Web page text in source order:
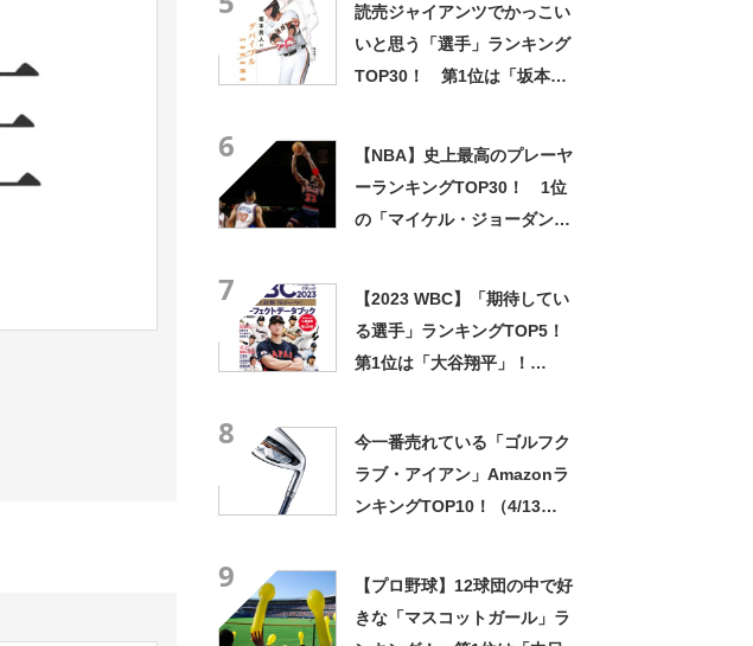
読売ジャイアンツでかっこい
いと思う「選手」ランキング
TOP30！ 第1位は「坂本勇
6
【NBA】史上最高のプレーヤ
ーランキングTOP30！ 1位
の「マイケル・ジョーダン」
7
【2023 WBC】「期待してい
る選手」ランキングTOP5！
第1位は「大谷翔平」！
8
今一番売れている「ゴルフク
ラブ・アイアン」Amazonラ
ンキングTOP10！（4/13
9
【プロ野球】12球団の中で好
きな「マスコットガール」ラ